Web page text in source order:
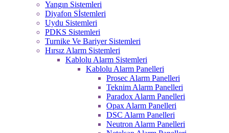
Yangın Sistemleri
Diyafon Sİstemleri
Uydu Sistemleri
PDKS Sistemleri
Turnike Ve Bariyer Sistemleri
Hırsız Alarm Sistemleri
Kablolu Alarm Sistemleri
Kablolu Alarm Panelleri
Prosec Alarm Panelleri
Teknim Alarm Panelleri
Paradox Alarm Panelleri
Opax Alarm Panelleri
DSC Alarm Panelleri
Neutron Alarm Panelleri